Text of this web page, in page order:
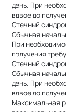
день. При
вдвое до
Отечный
Обычная
При
получения
Отечный
Обычная
день. При
вдвое до
Максимальная